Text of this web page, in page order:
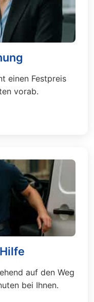
einen Festpreis
vorab.
auf den Weg
bei Ihnen.